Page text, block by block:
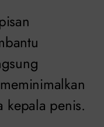
kepala penis.